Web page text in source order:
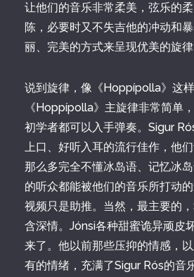
让他们的音乐非常柔美，弦乐的
陈，必要时又不失吉他的冲动和
丽、完美的方式来呈现优美的旋律
说到旋律，像《Hoppípolla》这样
《Hoppípolla》主旋律非常简单
初学者都可以入手弹奏。Sigur
上口、好听入耳的流行佳作，他
那么多完全不懂冰岛语、记忆冰
的听众都能被他们的音乐所打动
视频只是助推。当然，最主要的
含深情。Jónsi各种甜蜜诡异顽皮
来了。他以前那些压抑的情感，
有的情绪，充满了Sigur Rós的音